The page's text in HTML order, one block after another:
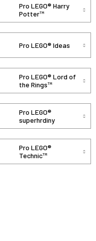
Pro LEGO® Harry
Potter™
Pro LEGO® Ideas
Pro LEGO® Lord of
the Rings™
Pro LEGO®
superhrdiny
Pro LEGO®
Technic™